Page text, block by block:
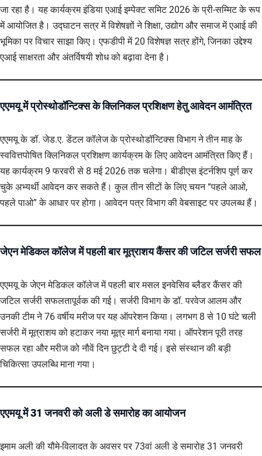
जा रहा है। यह कार्यक्रम इंडिया एआई इम्पेक्ट समिट 2026 के प्री-सम्मिट के रूप
में आयोजित है। उद्घाटन सत्र में विशेषज्ञों ने शिक्षा, उद्योग और समाज में एआई की
भूमिका पर विचार साझा किए। एफडीपी में 20 विशेषज्ञ सत्र होंगे, जिनका उद्देश्य
एआई साक्षरता और अंतर्विषयी शोध को बढ़ावा देना है।
एएमयू में प्रोस्थोडॉन्टिक्स के क्लिनिकल प्रशिक्षण हेतु आवेदन आमंत्रित
एएमयू के डॉ. जेड.ए. डेंटल कॉलेज के प्रोस्थोडॉन्टिक्स विभाग ने तीन माह के
स्ववित्तपोषित क्लिनिकल प्रशिक्षण कार्यक्रम के लिए आवेदन आमंत्रित किए हैं।
यह कार्यक्रम 9 फरवरी से 8 मई 2026 तक चलेगा। बीडीएस इंटर्नशिप पूर्ण कर
चुके अभ्यर्थी आवेदन कर सकते हैं। कुल तीन सीटों के लिए चयन “पहले आओ,
पहले पाओ” के आधार पर होगा। आवेदन पत्र विभाग की वेबसाइट पर उपलब्ध हैं।
जेएन मेडिकल कॉलेज में पहली बार मूत्राशय कैंसर की जटिल सर्जरी सफल
एएमयू के जेएन मेडिकल कॉलेज में पहली बार मसल इनवेसिव ब्लैडर कैंसर की
जटिल सर्जरी सफलतापूर्वक की गई। सर्जरी विभाग के डॉ. परवेज आलम और
उनकी टीम ने 76 वर्षीय मरीज पर यह ऑपरेशन किया। लगभग 8 से 10 घंटे चली
सर्जरी में मूत्राशय को हटाकर नया मूत्र मार्ग बनाया गया। ऑपरेशन पूरी तरह
सफल रहा और मरीज को नौवें दिन छुट्टी दे दी गई। इसे संस्थान की बड़ी
चिकित्सा उपलब्धि माना गया।
एएमयू में 31 जनवरी को अली डे समारोह का आयोजन
इमाम अली की यौमे-विलादत के अवसर पर 73वां अली डे समारोह 31 जनवरी